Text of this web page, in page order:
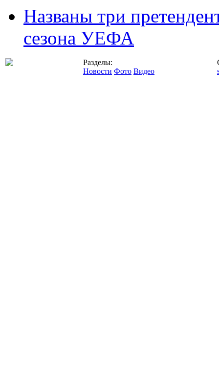
Названы три
сезона УЕФА
Разделы:
Новости Фото Видео